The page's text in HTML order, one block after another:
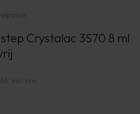
Crystalac 3S70 8 ml
Incl. btw